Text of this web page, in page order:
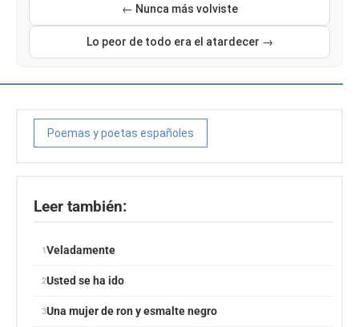
← Nunca más volviste
Lo peor de todo era el atardecer →
Poemas y poetas españoles
Leer también:
Veladamente
Usted se ha ido
Una mujer de ron y esmalte negro